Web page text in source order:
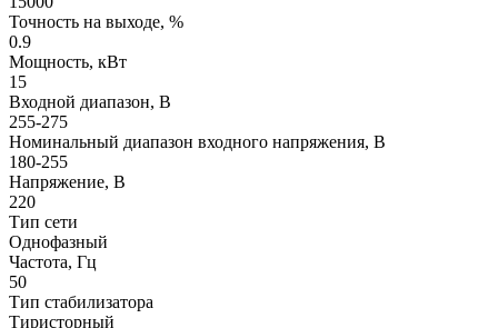
Точность на выходе, %
0.9
Мощность, кВт
15
Входной диапазон, В
255-275
Номинальный диапазон входного напряжения, В
180-255
Напряжение, В
220
Тип сети
Однофазный
Частота, Гц
50
Тип стабилизатора
Тиристорный